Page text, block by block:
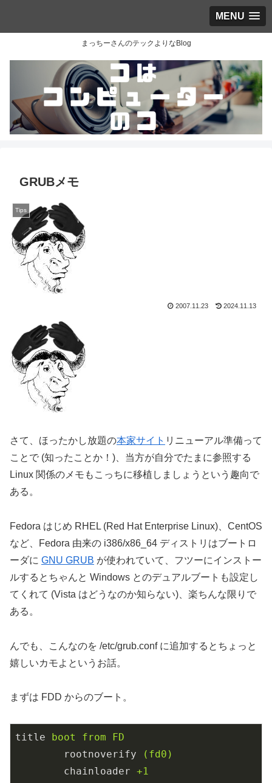
MENU
まっちーさんのテックよりなBlog
GRUBメモ
Tips
2007.11.23 2024.11.13
さて、ほったかし放題の本家サイト リニューアル準備って
ことで (知ったことか！)、当方が自分でたまに参照する
Linux 関係のメモもこっちに移植しましょうという趣向で
ある。
Fedora はじめ RHEL (Red Hat Enterprise Linux)、CentOS
など、Fedora 由来の i386/x86_64 ディストリはブートロ
ーダに GNU GRUB が使われていて、フツーにインストー
ルするとちゃんと Windows とのデュアルブートも設定し
てくれて (Vista はどうなのか知らない)、楽ちんな限りで
ある。
んでも、こんなのを /etc/grub.conf に追加するとちょっと
嬉しいカモよというお話。
まずは FDD からのブート。
title
boot from FD
rootnoverify
(fd0)
chainloader +1